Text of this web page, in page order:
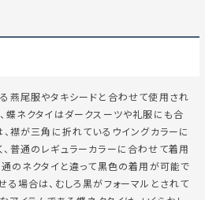
燕尾服やタキシードと合わせて使用され
蝶ネクタイはダークスーツや礼服にも合
、襟が三角に折れているウイングカラーに
普通のレギュラーカラーに合わせて着用
通のネクタイと違って黒色の着用が可能で
る場合は、むしろ黒がフォーマルとされて